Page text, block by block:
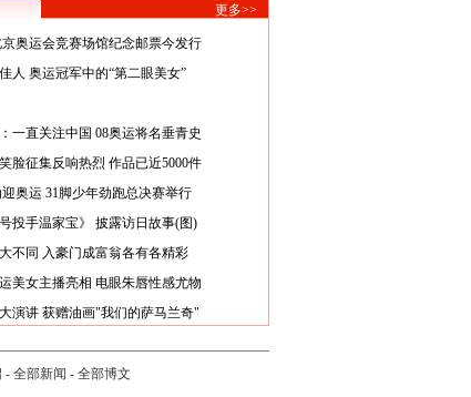
更多>>
奥运会竞赛场馆纪念邮票今发行
人 奥运冠军中的“第二眼美女”
一直关注中国 08奥运将名垂青史
脸征集反响热烈 作品已近5000件
奥运 31脚少年劲跑总决赛举行
投手温家宝》 披露访日故事(图)
不同 入豪门成富翁各有各精彩
美女主播亮相 电眼朱唇性感尤物
演讲 获赠油画"我们的萨马兰奇"
- 全部新闻 - 全部博文